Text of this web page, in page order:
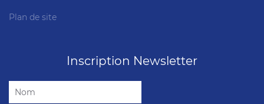
Plan de site
Inscription Newsletter